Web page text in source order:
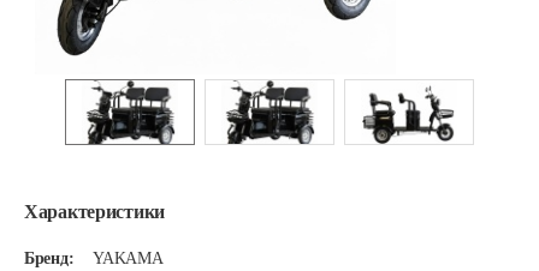
Характеристики
Бренд:
YAKAMA